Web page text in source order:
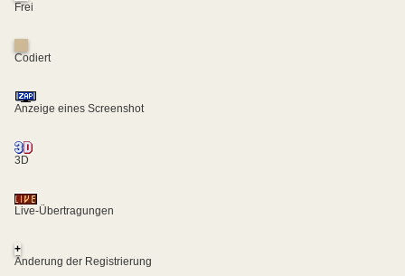
Frei
Codiert
Anzeige eines Screenshot
3D
Live-Übertragungen
+
Änderung der Registrierung